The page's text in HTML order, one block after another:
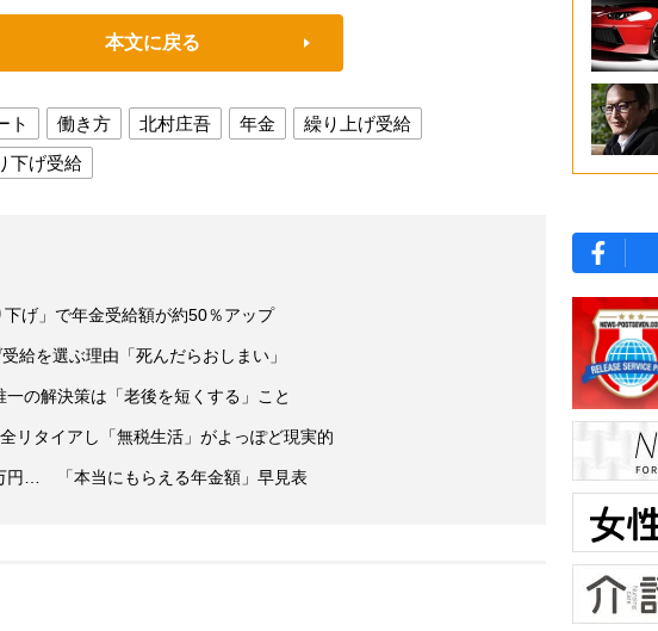
本文に戻る
ト 働き方 北村庄吾 年金
繰り上げ受給
下げ受給
げ」で年金受給額が約50％アップ
給を選ぶ理由「死んだらおしまい」
の解決策は「老後を短くする」こと
リタイアし「無税生活」がよっぽど現実的
円… 「本当にもらえる年金額」早見表